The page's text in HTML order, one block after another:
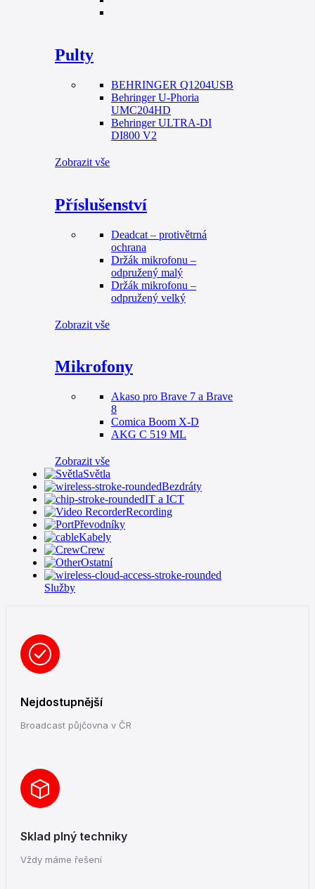
Pulty
BEHRINGER Q1204USB
Behringer U-Phoria
UMC204HD
Behringer ULTRA-DI
DI800 V2
Zobrazit vše
Příslušenství
Deadcat – protivětrná
ochrana
Držák mikrofonu –
odpružený malý
Držák mikrofonu –
odpružený velký
Zobrazit vše
Mikrofony
Akaso pro Brave 7 a Brave
8
Comica Boom X-D
AKG C 519 ML
Zobrazit vše
Světla
Bezdráty
IT a ICT
Recording
Převodníky
Kabely
Crew
Ostatní
Služby
Nejdostupnější
Broadcast půjčovna v ČR
Sklad plný techniky
Vždy máme řešení